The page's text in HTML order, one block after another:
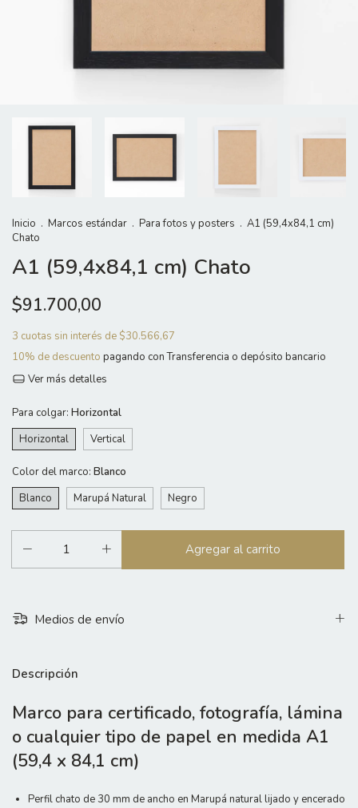
Inicio . Marcos estándar . Para fotos y posters . A1 (59,4x84,1 cm)
Chato
A1 (59,4x84,1 cm) Chato
$91.700,00
3 cuotas sin interés de $30.566,67
10% de descuento pagando con Transferencia o depósito bancario
Ver más detalles
Para colgar: Horizontal
Horizontal
Vertical
Color del marco: Blanco
Blanco
Marupá Natural Negro
Medios de envío
Descripción
Marco para certificado, fotografía, lámina
o cualquier tipo de papel en medida A1
(59,4 x 84,1 cm)
Perfil chato de 30 mm de ancho en Marupá natural lijado y encerado